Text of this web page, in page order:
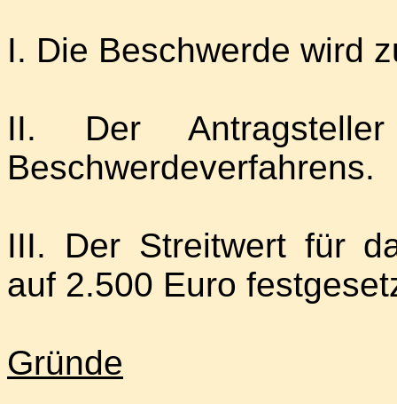
I. Die Beschwerde wird
II. Der
Beschwerdeverfahrens.
III. Der Streitwert für
auf 2.500 Euro
Gründe